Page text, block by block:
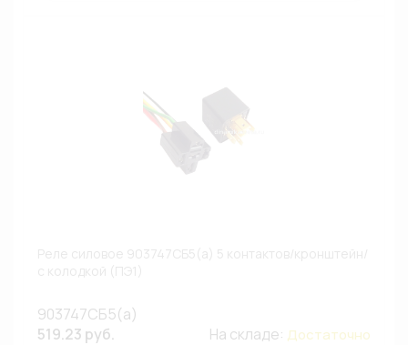
903747СБ5(а)
519.23 руб.
На складе: Достаточно